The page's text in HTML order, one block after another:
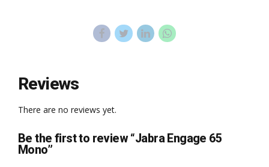
Reviews
There are no reviews yet.
Be the first to review “Jabra Engage 65
Mono”